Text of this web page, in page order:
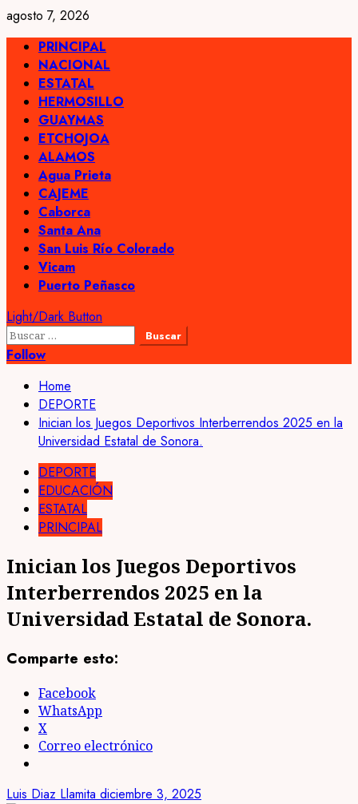
Skip
to
content
agosto 7, 2026
Primary
Menu
PRINCIPAL
NACIONAL
ESTATAL
HERMOSILLO
GUAYMAS
ETCHOJOA
ALAMOS
Agua Prieta
CAJEME
Caborca
Santa Ana
San Luis Río Colorado
Vicam
Puerto Peñasco
Light/Dark Button
Buscar:
Follow
Home
DEPORTE
Inician los Juegos Deportivos Interberrendos 2025 en la
Universidad Estatal de Sonora.
DEPORTE
EDUCACIÓN
ESTATAL
PRINCIPAL
Inician los Juegos Deportivos
Interberrendos 2025 en la
Universidad Estatal de Sonora.
Comparte esto:
Facebook
WhatsApp
X
Correo electrónico
Luis Diaz Llamita diciembre 3, 2025